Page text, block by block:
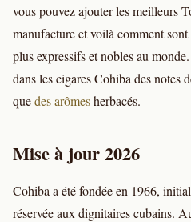
vous pouvez ajouter les meilleurs
manufacture et voilà comment
plus expressifs et nobles au
dans les cigares Cohiba des notes
quedes arômesherbacés.
Mise à jour 2026
Cohiba a été fondée en 1966,
réservée aux dignitaires cubains.